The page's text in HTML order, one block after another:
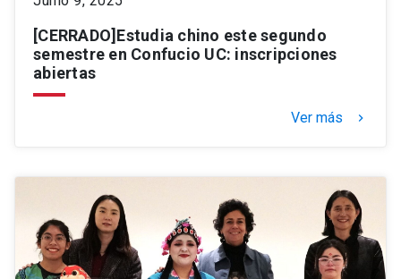
[CERRADO]Estudia chino este segundo
semestre en Confucio UC: inscripciones
abiertas
Ver más keyboard_arrow_right